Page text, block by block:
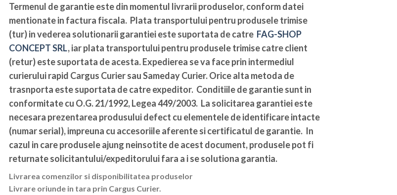
Termenul de garantie este din momentul livrarii produselor, conform datei
mentionate in factura fiscala. Plata transportului pentru produsele trimise
(tur) in vederea solutionarii garantiei este suportata de catre FAG-SHOP
CONCEPT SRL, iar plata transportului pentru produsele trimise catre client
(retur) este suportata de acesta. Expedierea se va face prin intermediul
curierului rapid Cargus Curier sau Sameday Curier. Orice alta metoda de
trasnporta este suportata de catre expeditor. Conditiile de garantie sunt in
conformitate cu O.G. 21/1992, Legea 449/2003. La solicitarea garantiei este
necesara prezentarea produsului defect cu elementele de identificare intacte
(numar serial), impreuna cu accesoriile aferente si certificatul de garantie. In
cazul in care produsele ajung neinsotite de acest document, produsele pot fi
returnate solicitantului/expeditorului fara a i se solutiona garantia.
Livrarea comenzilor si disponibilitatea produselor
Livrare oriunde in tara prin Cargus Curier.